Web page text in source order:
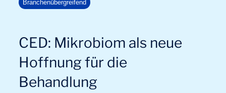
Branchenübergreifend
CED: Mikrobiom als neue
Hoffnung für die
Behandlung